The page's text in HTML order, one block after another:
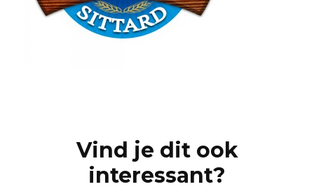
NavigationVind je dit ook
interessant?